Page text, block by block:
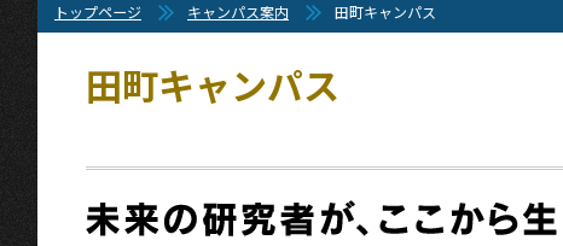
トップページ キャンパス案内 田町キャンパス
田町キャンパス